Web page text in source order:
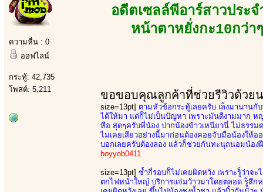
ความหื่น : 0
ออฟไลน์
กระทู้: 42,735
โพสต์: 5,211
อดีตเซลล์พีอาร์สาวประ
หน้าตาหยั่งกะ10กว่
ขอขอบคุณลูกค้าที่ช่วยรีวิวด้วย
size=13pt] ตามหัวข้อกระทู้เลยครับ เล็งมานาน
ได้ให้มา แต่ก็ไม่เป็นปัญหา เพราะมันดีงามมาก
หือ สุดๆครับพี่น้อง ปากน้องข้าวเหนียวนี่ ไม่ธรรม
ไม่เคยเสียวอย่างนี้มาก่อนต้องคอยจับมือน้องให้
บอกเลยครับต้องลอง แล้วก็ช่วยกันทะนุถนอมน้อง
boyyob0411
size=13pt] ซ้ำกี่รอบก็ไม่เคยผิดหวัง เพราะรู็ว่าจ
ตกไฟหน้าใหญ๋ บริการแจ่มว้าวมาโดยตลอด รู็สึก